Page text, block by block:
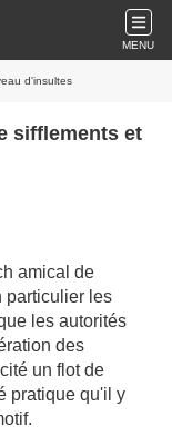
MENU
d'insultes
sifflements et
amical de
particulier les
les autorités
des
un flot de
pratique qu'il y